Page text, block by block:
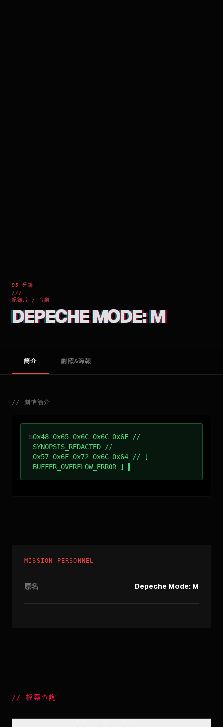
95 分鐘
///
紀錄片 / 音樂
DEPECHE MODE: M
簡介 劇照&海報
// 劇情簡介
$0x48 0x65 0x6C 0x6C 0x6F //
SYNOPSIS_REDACTED //
0x57 0x6F 0x72 0x6C 0x64 // [
BUFFER_OVERFLOW_ERROR ]
MISSION PERSONNEL
原名 Depeche Mode: M
//檔案查詢